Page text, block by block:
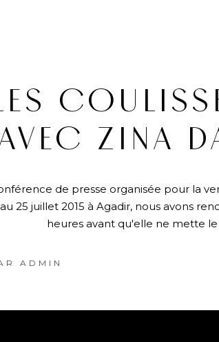
ZINA
de presse organisée pour la
25 juillet 2015 à Agadir, nous avons
heures avant qu'elle ne mette le
ADMIN